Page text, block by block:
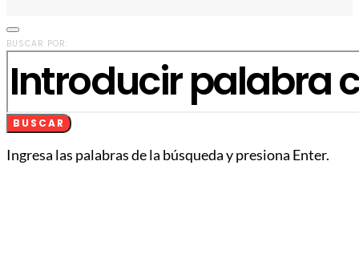
BUSCAR POR:
BUSCAR
Ingresa las palabras de la búsqueda y presiona Enter.